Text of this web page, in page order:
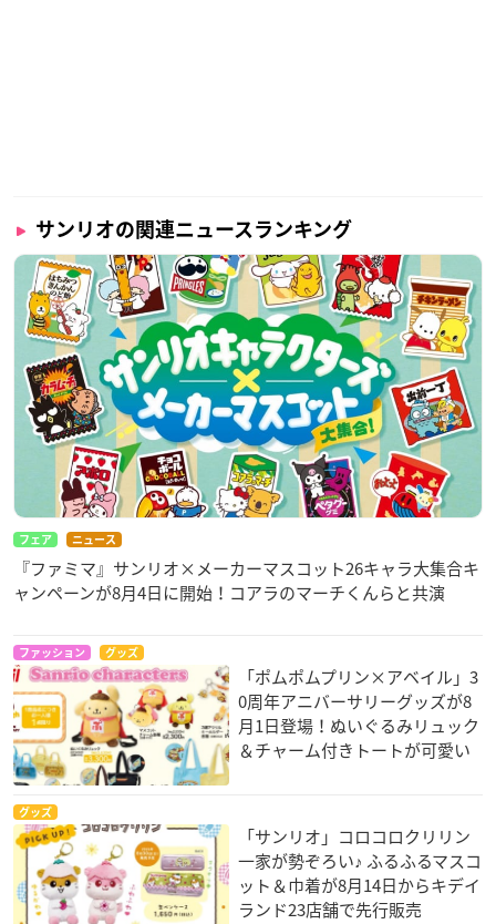
サンリオの関連ニュースランキング
フェア ニュース
『ファミマ』サンリオ×メーカーマスコット26キャラ大集合キ
ャンペーンが8月4日に開始！コアラのマーチくんらと共演
ファッション グッズ
「ポムポムプリン×アベイル」3
0周年アニバーサリーグッズが8
月1日登場！ぬいぐるみリュック
＆チャーム付きトートが可愛い
グッズ
「サンリオ」コロコロクリリン
一家が勢ぞろい♪ ふるふるマスコ
ット＆巾着が8月14日からキデイ
ランド23店舗で先行販売